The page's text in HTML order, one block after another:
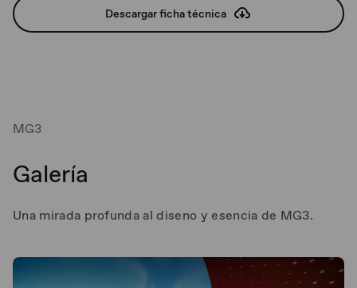
Descargar ficha técnica
MG3
Galería
Una mirada profunda al diseno y esencia de MG3.